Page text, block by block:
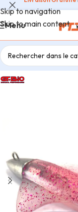
Skip to navigation
Skip to main content
Menu